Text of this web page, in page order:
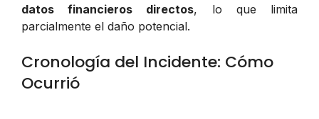
datos financieros directos, lo que limita
parcialmente el daño potencial.
Cronología del Incidente: Cómo
Ocurrió